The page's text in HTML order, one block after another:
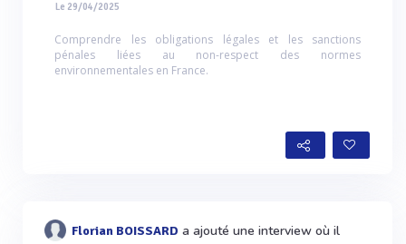
Le 29/04/2025
Comprendre les obligations légales et les sanctions
pénales liées au non-respect des normes
environnementales en France.
Florian BOISSARD a ajouté une interview où il